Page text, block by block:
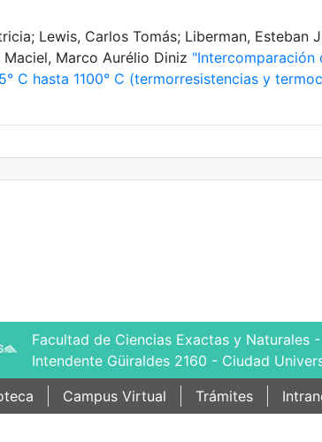
Lewis, Carlos Tomás; Liberman, Esteban
Marco Aurélio Diniz "Intercomparación
C hasta 1100° C (termorresistencias y
Facultad de Ciencias Exactas y Naturales
Intendente Güiraldes 2160 - Ciudad
Campus Virtual Trámites